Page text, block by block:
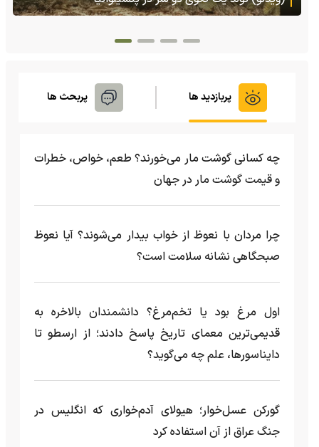
پربازدید ها پربحث ها
چه کسانی گوشت مار می‌خورند؟ طعم، خواص، خطرات
و قیمت گوشت مار در جهان
چرا مردان با نعوظ از خواب بیدار می‌شوند؟ آیا نعوظ
صبحگاهی نشانه سلامت است؟
اول مرغ بود یا تخم‌مرغ؟ دانشمندان بالاخره به
قدیمی‌ترین معمای تاریخ پاسخ دادند؛ از ارسطو تا
دایناسورها، علم چه می‌گوید؟
گورکن عسل‌خوار؛ هیولای آدم‌خواری که انگلیس در
جنگ عراق از آن استفاده کرد